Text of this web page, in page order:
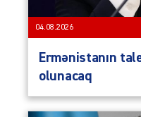
04.08.2026
Ermənistanın
olunacaq